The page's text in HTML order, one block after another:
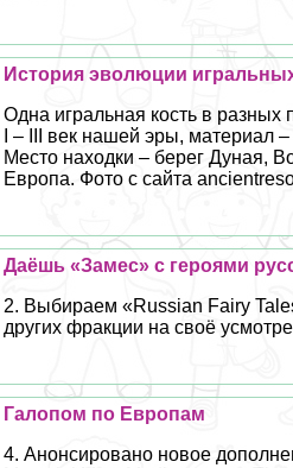
История эволюции
Одна игральная кость в разных
I – III век нашей эры, материал –
Место находки – берег Дуная,
Европа. Фото с сайта
Даёшь «Замес» с героями
2. Выбираем «Russian Fairy
других фpaкции на своё
Галопом по Европам
4. Анонсировано новое